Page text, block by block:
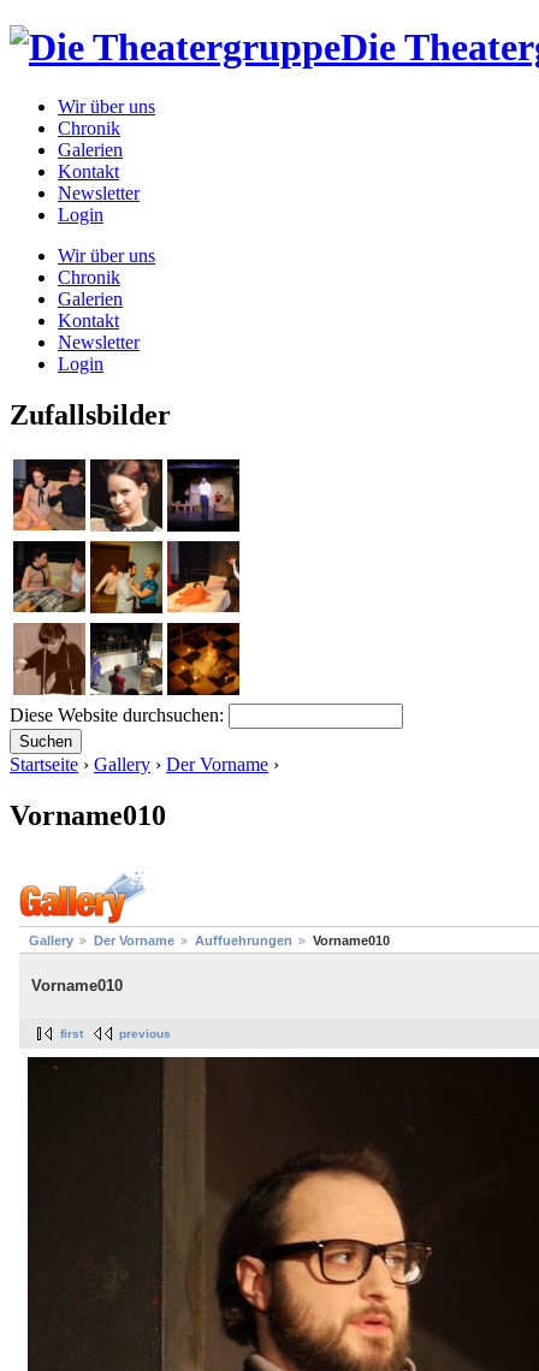
Die
Wir über uns
Chronik
Galerien
Kontakt
Newsletter
Login
Wir über uns
Chronik
Galerien
Kontakt
Newsletter
Login
Zufallsbilder
Diese Website durchsuchen:
Startseite › Gallery › Der Vorname ›
Vorname010
Gallery Der Vorname Auffuehrungen Vorname010
Vorname010
first previous